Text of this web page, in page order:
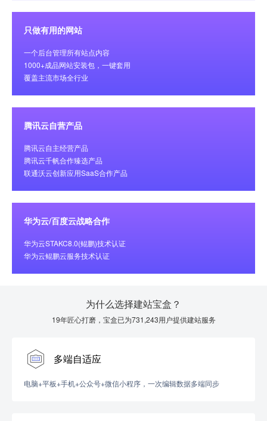
只做有用的网站
一个后台管理所有站点内容
1000+成品网站安装包，一键套用
覆盖主流市场全行业
腾讯云自营产品
腾讯云自主经营产品
腾讯云千帆合作臻选产品
联通沃云创新应用SaaS合作产品
华为云/百度云战略合作
华为云STAKC8.0(鲲鹏)技术认证
华为云鲲鹏云服务技术认证
为什么选择建站宝盒？
19年匠心打磨，宝盒已为731,243用户提供建站服务
多端自适应
电脑+平板+手机+公众号+微信小程序，一次编辑数据多端同步